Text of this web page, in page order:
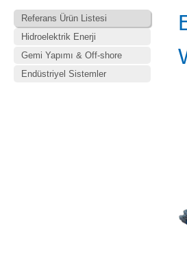
Referans Ürün Listesi
Hidroelektrik Enerji
Gemi Yapımı & Off-shore
Endüstriyel Sistemler